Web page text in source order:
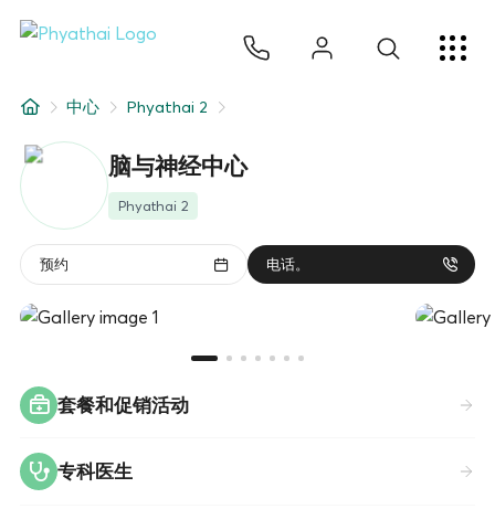
关于我们
医院分院
中心 Phyathai 2
脑与神经中心
Phyathai 2
预约 电话。
套餐和促销活动
专科医生